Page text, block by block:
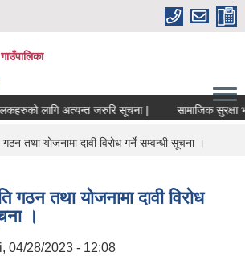
लागि अत्यन्त जरुरि सूचना | सामाजिक सुरक्षा
गठन तथा योजनामा दावी विरोध गर्ने सम्वन्धी सूचना ।
गठन तथा योजनामा दावी विरोध
।
04/28/2023 - 12:08